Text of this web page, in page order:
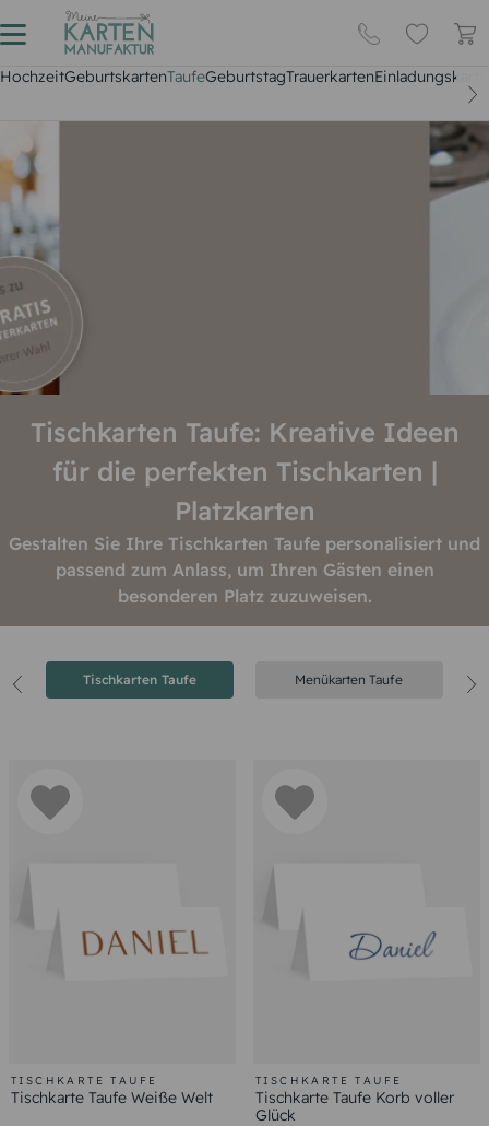
HochzeitGeburtskartenTaufeGeburtstagTrauerkarten
Tischkarten Taufe: Kreative Ideen
für die perfekten Tischkarten |
Platzkarten
Gestalten Sie Ihre Tischkarten Taufe personalisiert und
passend zum Anlass, um Ihren Gästen einen
besonderen Platz zuzuweisen.
Tischkarten Taufe Menükarten Taufe
TISCHKARTE TAUFE
Tischkarte Taufe Weiße Welt
TISCHKARTE TAUFE
Tischkarte Taufe Korb voller
Glück